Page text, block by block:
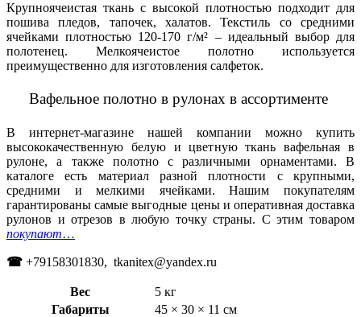
Крупноячеистая ткань с высокой плотностью подходит для
пошива пледов, тапочек, халатов. Текстиль со средними
ячейками плотностью 120-170 г/м² – идеальный выбор для
полотенец. Мелкоячеистое полотно используется
преимущественно для изготовления салфеток.
Вафельное полотно в рулонах в ассортименте
В интернет-магазине нашей компании можно купить
высококачественную белую и цветную ткань вафельная в
рулоне, а также полотно с различными орнаментами. В
каталоге есть материал разной плотности с крупными,
средними и мелкими ячейками. Нашим покупателям
гарантированы самые выгодные цены и оперативная доставка
рулонов и отрезов в любую точку страны. С этим товаром
покупают…
☎ +79158301830, tkanitex@yandex.ru
Вес
5 кг
Габариты
45 × 30 × 11 см